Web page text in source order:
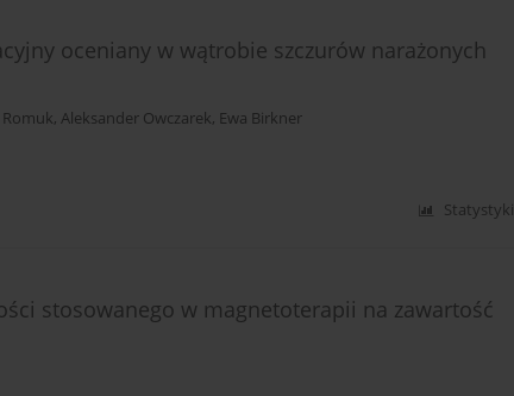
oceniany w wątrobie szczurów narażonych
Romuk, Aleksander Owczarek, Ewa Birkner
Statystyki
stosowanego w magnetoterapii na zawartość